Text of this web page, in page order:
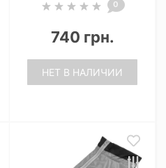
0
740 грн.
НЕТ В НАЛИЧИИ